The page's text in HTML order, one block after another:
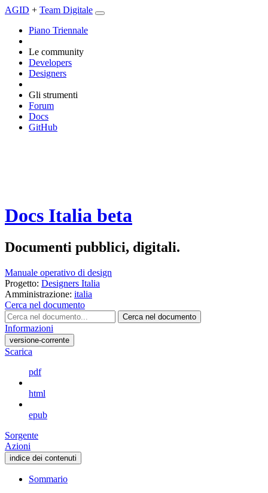
AGID + Team Digitale
Piano Triennale
Le community
Developers
Designers
Gli strumenti
Forum
Docs
GitHub
Docs Italia beta
Documenti pubblici, digitali.
Manuale operativo di design
Progetto: Designers Italia
Amministrazione: italia
Cerca nel documento
Cerca nel documento
Informazioni
versione-corrente
Scarica
pdf
html
epub
Sorgente
Azioni
indice dei contenuti
Sommario